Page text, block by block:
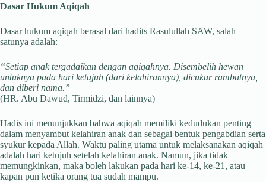
Dasar Hukum Aqiqah
Dasar hukum aqiqah berasal dari hadits Rasulullah SAW, salah
satunya adalah:
“Setiap anak tergadaikan dengan aqiqahnya. Disembelih hewan
untuknya pada hari ketujuh (dari kelahirannya), dicukur rambutnya,
dan diberi nama.”
(HR. Abu Dawud, Tirmidzi, dan lainnya)
Hadis ini menunjukkan bahwa aqiqah memiliki kedudukan penting
dalam menyambut kelahiran anak dan sebagai bentuk pengabdian serta
syukur kepada Allah. Waktu paling utama untuk melaksanakan aqiqah
adalah hari ketujuh setelah kelahiran anak. Namun, jika tidak
memungkinkan, maka boleh lakukan pada hari ke-14, ke-21, atau
kapan pun ketika orang tua sudah mampu.